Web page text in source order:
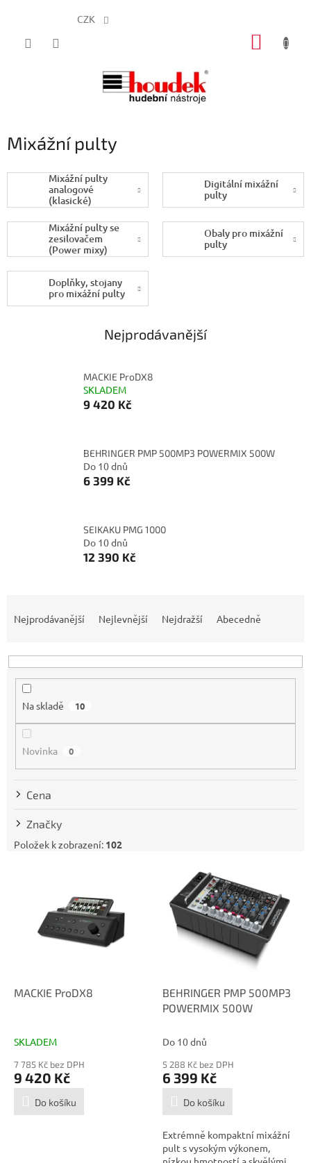
CZK
Mixážní pulty
Mixážní pulty
analogové
(klasické)
Digitální mixážní
pulty
Mixážní pulty se
zesilovačem
(Power mixy)
Obaly pro mixážní
pulty
Doplňky, stojany
pro mixážní pulty
Nejprodávanější
MACKIE ProDX8
SKLADEM
9 420 Kč
BEHRINGER PMP 500MP3 POWERMIX 500W
Do 10 dnů
6 399 Kč
SEIKAKU PMG 1000
Do 10 dnů
12 390 Kč
n
Nejprodávanější Nejlevnější Nejdražší Abecedně
Na skladě 10
Novinka 0
Cena
Značky
Položek k zobrazení: 102
MACKIE ProDX8
SKLADEM
7 785 Kč bez DPH
9 420 Kč
Do košíku
BEHRINGER PMP 500MP3
POWERMIX 500W
Do 10 dnů
5 288 Kč bez DPH
6 399 Kč
Do košíku
Extrémně kompaktní mixážní
pult s vysokým výkonem,